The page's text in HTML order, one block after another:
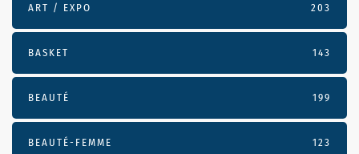
ART / EXPO 203
BASKET 143
BEAUTÉ 199
BEAUTÉ-FEMME 123